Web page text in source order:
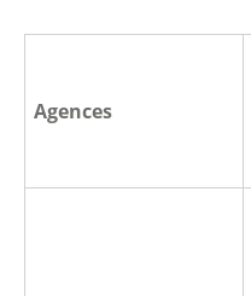
Agences